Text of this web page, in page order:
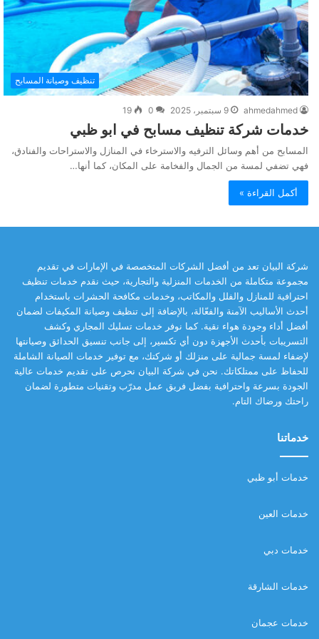
تنظيف وصيانة المسابح
ahmedahmed 9 سبتمبر، 2025 0
19
خدمات شركة تنظيف مسابح في ابو ظبي
المسابح من أهم وسائل الترفيه والاسترخاء في المنازل والاستراحات والفنادق،
فهي تضفي لمسة من الجمال والفخامة على المكان، كما أنها…
أكمل القراءة »
شركة البيان تعد من أفضل الشركات المتخصصة في الإمارات في تقديم
مجموعة متكاملة من الخدمات المنزلية والتجارية، حيث نقدم خدمات تنظيف
احترافية للمنازل والفلل والمكاتب، وخدمات مكافحة الحشرات باستخدام
أحدث الأساليب الآمنة والفعّالة، بالإضافة إلى تنظيف وصيانة المكيفات لضمان
أفضل أداء وجودة هواء نقية. كما نوفر خدمات تسليك المجاري وكشف
التسريبات بأحدث الأجهزة دون أي تكسير، إلى جانب تنسيق الحدائق وصيانتها
لإضفاء لمسة جمالية على منزلك أو شركتك، مع توفير خدمات الصيانة الشاملة
للحفاظ على ممتلكاتك. نحن في شركة البيان نحرص على تقديم خدمات عالية
الجودة بسرعة واحترافية بفضل فريق عمل مدرّب وتقنيات متطورة لضمان
راحتك ورضاك التام.
خدماتنا
خدمات أبو ظبي
خدمات العين
خدمات دبي
خدمات الشارقة
خدمات عجمان